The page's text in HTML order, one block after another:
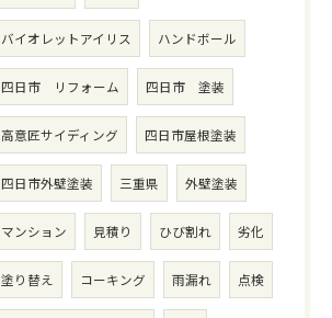
バイオレットアイリス ハンドボール
四日市 リフォーム 四日市 塗装
高意匠サイディング 四日市屋根塗装
四日市外壁塗装 三重県 外壁塗装
マンション 見積り ひび割れ 劣化
塗り替え コーキング 雨漏れ 点検